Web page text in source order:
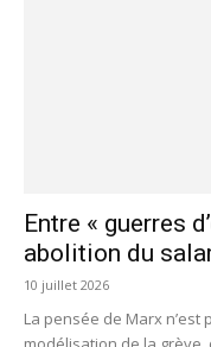
Entre « guerres
abolition du
10 juillet 2026
La pensée de Marx